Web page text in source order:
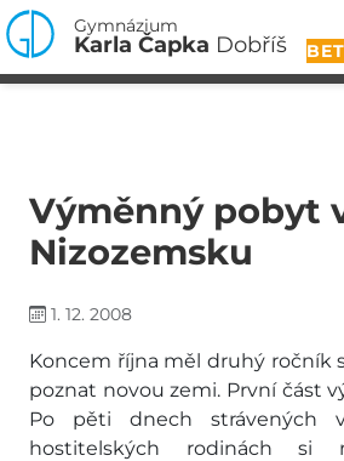
Gymnázium
Karla Čapka Dobříš
Výměnný pobyt
Nizozemsku
1. 12. 2008
Koncem října měl druhý ročník
poznat novou zemi. První část
Po pěti dnech strávených
hostitelských rodinách si